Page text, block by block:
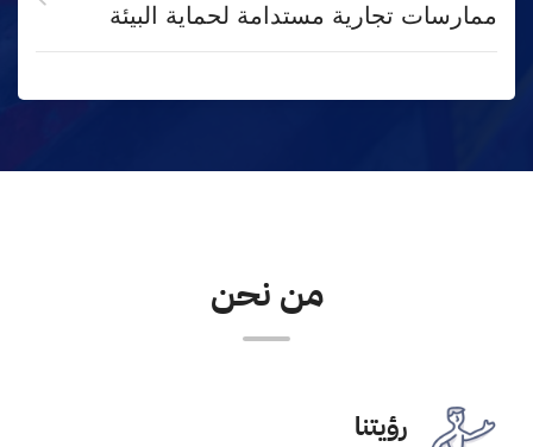
ممارسات تجارية مستدامة لحماية البيئة
من نحن
رؤيتنا